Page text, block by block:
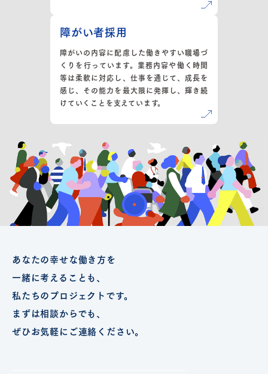
障がい者採用
障がいの内容に配慮した働きやすい職場づ
くりを行っています。業務内容や働く時間
等は柔軟に対応し、仕事を通じて、成長を
感じ、その能力を最大限に発揮し、輝き続
けていくことを支えています。
あなたの幸せな働き方を
一緒に考えることも、
私たちのプロジェクトです。
まずは相談からでも、
ぜひお気軽にご連絡ください。